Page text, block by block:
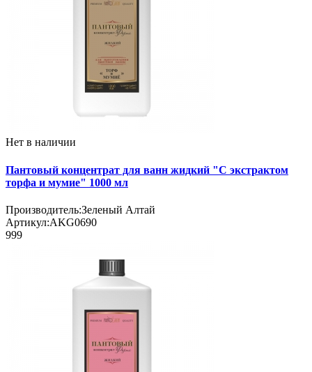
Нет в наличии
Пантовый концентрат для ванн жидкий "С экстрактом
торфа и мумие" 1000 мл
Производитель:Зеленый Алтай
Артикул:AKG0690
999